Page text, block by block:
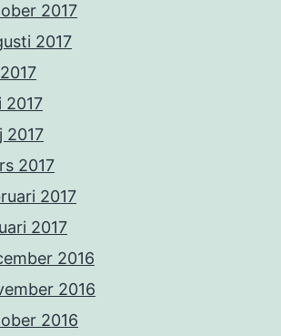
2017
2017
2017
2017
2017
2017
2017
2016
2016
2016